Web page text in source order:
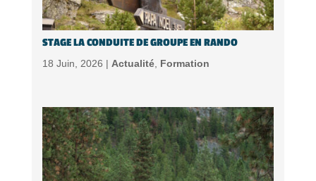
STAGE LA CONDUITE DE GROUPE EN RANDO
18 Juin, 2026 | Actualité, Formation